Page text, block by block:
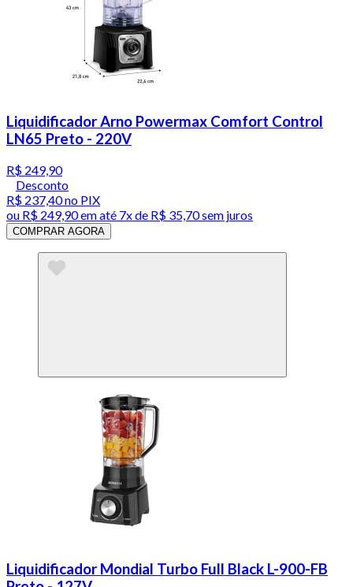
Liquidificador Arno Powermax Comfort Control
LN65 Preto - 220V
R$ 249,90
Desconto
R$ 237,40no PIX
ou R$ 249,90em até 7x de R$ 35,70 sem juros
COMPRAR AGORA
Liquidificador Mondial Turbo Full Black L-900-FB